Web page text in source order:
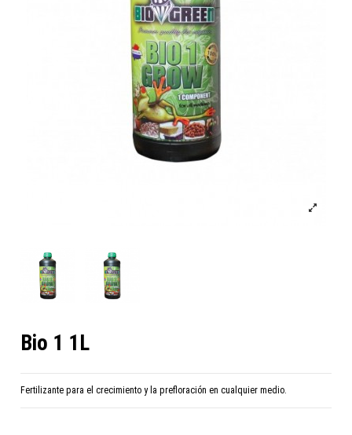
Bio 1 1L
Fertilizante para el crecimiento y la prefloración en cualquier medio.